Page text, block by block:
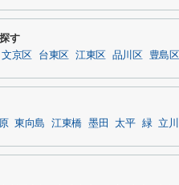
す
文京区 台東区 江東区 品川区 豊島区
東向島 江東橋 墨田 太平 緑 立川